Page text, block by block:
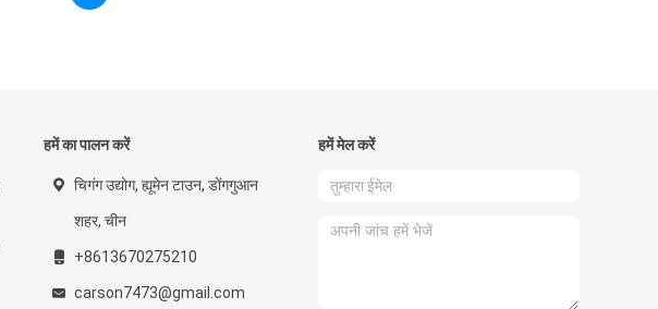
हमें का पालन करें
चिगंग उद्योग, ह्यूमेन टाउन, डोंगगुआन
शहर, चीन
+8613670275210
carson7473@gmail.com
हमें मेल करें